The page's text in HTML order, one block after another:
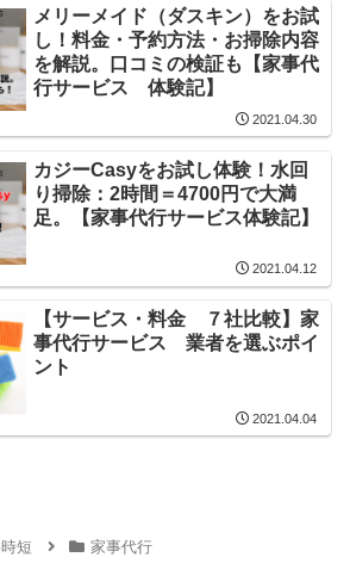
メリーメイド（ダスキン）をお試
し！料金・予約方法・お掃除内容
を解説。口コミの検証も【家事代
行サービス 体験記】
2021.04.30
カジーCasyをお試し体験！水回
り掃除：2時間＝4700円で大満
足。【家事代行サービス体験記】
2021.04.12
【サービス・料金 ７社比較】家
事代行サービス 業者を選ぶポイ
ント
2021.04.04
短 家事代行